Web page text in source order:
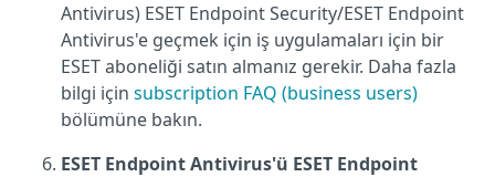
Antivirus) ESET Endpoint Security/ESET Endpoint
Antivirus'e geçmek için iş uygulamaları için bir
ESET aboneliği satın almanız gerekir. Daha fazla
bilgi için subscription FAQ (business users)
bölümüne bakın.
ESET Endpoint Antivirus'ü ESET Endpoint